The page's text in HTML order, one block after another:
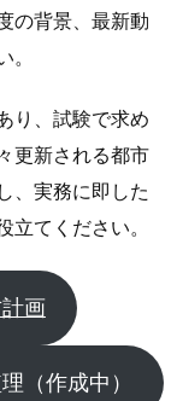
の背景、最新動
り、試験で求め
更新される都市
、実務に即した
てください。
画
（作成中）